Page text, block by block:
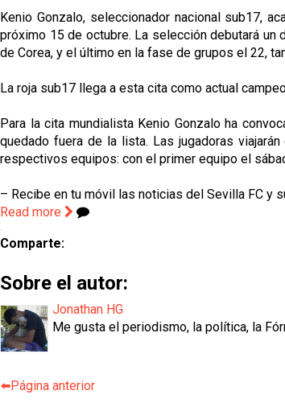
Kenio Gonzalo, seleccionador nacional sub17,
próximo 15 de octubre. La selección debutará un
de Corea, y el último en la fase de grupos el 22,
La roja sub17 llega a esta cita como actual
Para la cita mundialista Kenio Gonzalo ha
quedado fuera de la lista. Las jugadoras
respectivos equipos: con el primer equipo el
– Recibe en tu móvil las noticias del Sevilla FC y
Read more
Comparte:
Sobre el autor:
Jonathan HG
Me gusta el periodismo, la política, la
⬅️Página anterior